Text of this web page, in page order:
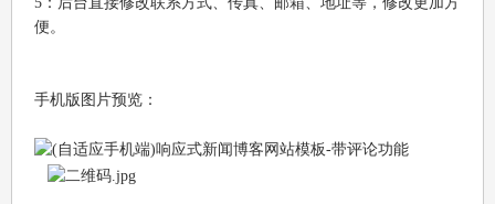
便。
手机版图片预览：